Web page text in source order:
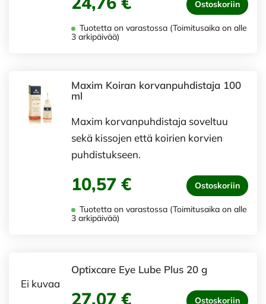
Ostoskoriin
Tuotetta on varastossa (Toimitusaika on alle
3 arkipäivää)
Maxim Koiran korvanpuhdistaja 100
ml
Maxim korvanpuhdistaja soveltuu
sekä kissojen että koirien korvien
puhdistukseen.
10,57 € Ostoskoriin
Tuotetta on varastossa (Toimitusaika on alle
3 arkipäivää)
Ei kuvaa
Optixcare Eye Lube Plus 20 g
27,07 € Ostoskoriin